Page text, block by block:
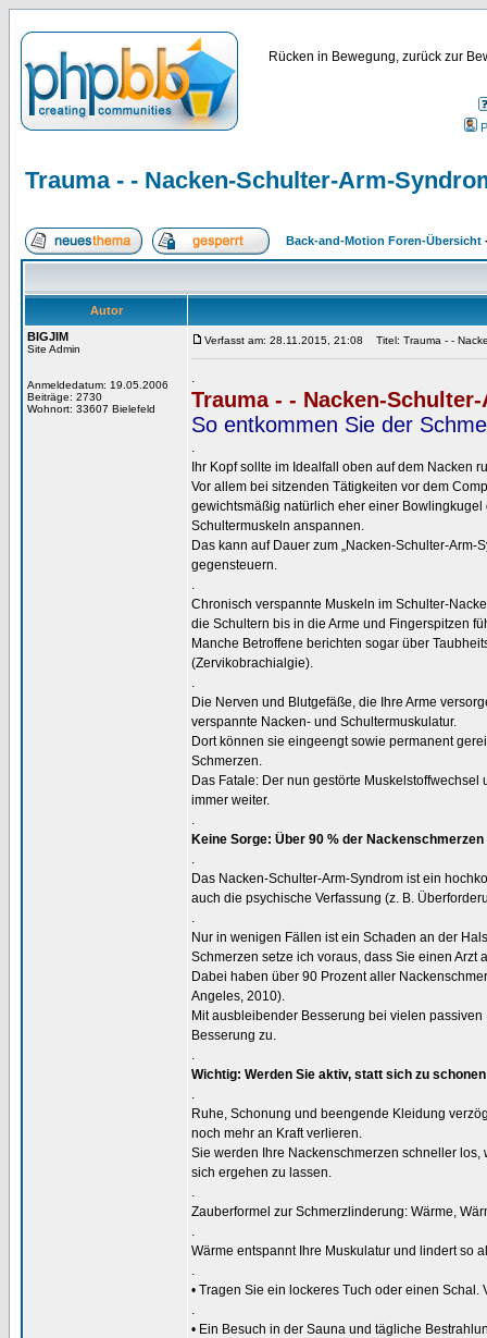
Rücken in Bewegung, zurück zur
Trauma - - Nacken-Schulter-Arm-
Back-and-Motion Foren-Übersicht
Autor
BIGJIM
Site Admin
Anmeldedatum: 19.05.2006
Beiträge: 2730
Wohnort: 33607 Bielefeld
Verfasst am: 28.11.2015, 21:08 Titel: Trauma - -
.
Trauma - - Nacken-
So entkommen Sie der
.
Ihr Kopf sollte im Idealfall oben auf dem Nacken
Vor allem bei sitzenden Tätigkeiten vor dem
gewichtsmäßig natürlich eher einer
Schultermuskeln anspannen.
Das kann auf Dauer zum „Nacken-Schulter-
gegensteuern.
.
Chronisch verspannte Muskeln im Schulter-
die Schultern bis in die Arme und Fingerspitzen
Manche Betroffene berichten sogar über
(Zervikobrachialgie).
.
Die Nerven und Blutgefäße, die Ihre Arme
verspannte Nacken- und Schultermuskulatur.
Dort können sie eingeengt sowie permanent
Schmerzen.
Das Fatale: Der nun gestörte
immer weiter.
.
Keine Sorge: Über 90 % der
.
Das Nacken-Schulter-Arm-Syndrom ist ein
auch die psychische Verfassung (z. B.
.
Nur in wenigen Fällen ist ein Schaden an der
Schmerzen setze ich voraus, dass Sie einen Arzt
Dabei haben über 90 Prozent aller
Angeles, 2010).
Mit ausbleibender Besserung bei vielen
Besserung zu.
.
Wichtig: Werden Sie aktiv, statt sich zu schonen
.
Ruhe, Schonung und beengende Kleidung
noch mehr an Kraft verlieren.
Sie werden Ihre Nackenschmerzen schneller
sich ergehen zu lassen.
.
Zauberformel zur Schmerzlinderung: Wärme,
.
Wärme entspannt Ihre Muskulatur und lindert so
.
• Tragen Sie ein lockeres Tuch oder einen Schal.
.
• Ein Besuch in der Sauna und tägliche